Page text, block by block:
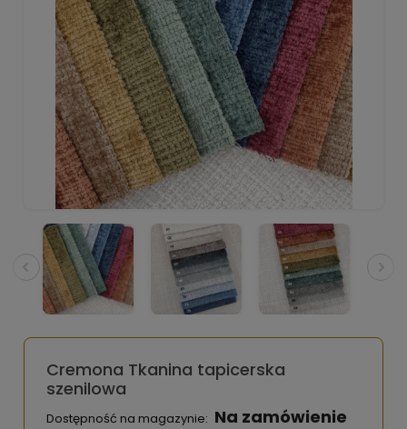
Cremona Tkanina tapicerska
szenilowa
Dostępność na magazynie: Na zamówienie